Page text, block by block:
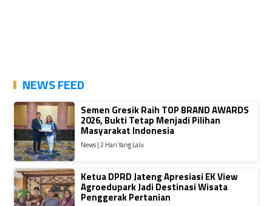
NEWS FEED
Semen Gresik Raih TOP BRAND AWARDS
2026, Bukti Tetap Menjadi Pilihan
Masyarakat Indonesia
News | 2 Hari Yang Lalu
Ketua DPRD Jateng Apresiasi EK View
Agroedupark Jadi Destinasi Wisata
Penggerak Pertanian